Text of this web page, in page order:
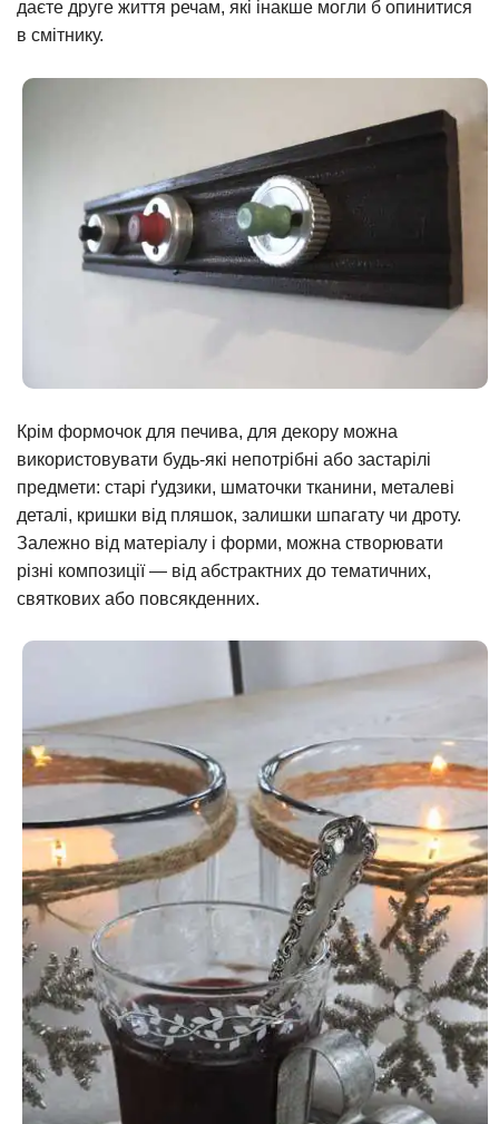
даєте друге життя речам, які інакше могли б опинитися
в смітнику.
Крім формочок для печива, для декору можна
використовувати будь-які непотрібні або застарілі
предмети: старі ґудзики, шматочки тканини, металеві
деталі, кришки від пляшок, залишки шпагату чи дроту.
Залежно від матеріалу і форми, можна створювати
різні композиції — від абстрактних до тематичних,
святкових або повсякденних.